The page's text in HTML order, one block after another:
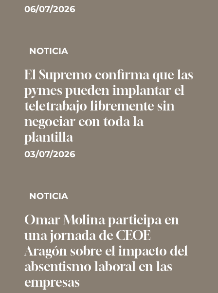
06/07/2026
NOTICIA
El Supremo confirma que las
pymes pueden implantar el
teletrabajo libremente sin
negociar con toda la
plantilla
03/07/2026
NOTICIA
Omar Molina participa en
una jornada de CEOE
Aragón sobre el impacto del
absentismo laboral en las
empresas